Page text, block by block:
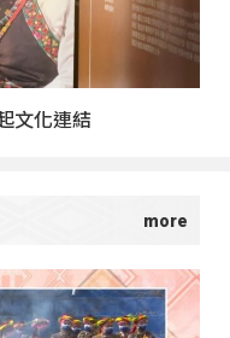
文化連結